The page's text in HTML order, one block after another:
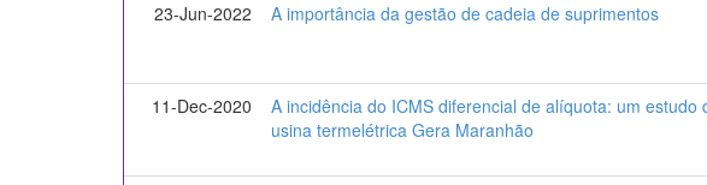
23-Jun-2022
A importância da gestão de cadeia de suprimentos
11-Dec-2020
A incidência do ICMS diferencial de alíquota: um estudo
usina termelétrica Gera Maranhão